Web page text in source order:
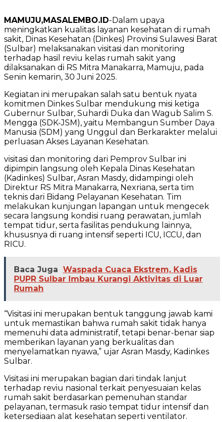
MAMUJU,MASALEMBO.ID-Dalam upaya
meningkatkan kualitas layanan kesehatan di rumah
sakit, Dinas Kesehatan (Dinkes) Provinsi Sulawesi Barat
(Sulbar) melaksanakan visitasi dan monitoring
terhadap hasil reviu kelas rumah sakit yang
dilaksanakan di RS Mitra Manakarra, Mamuju, pada
Senin kemarin, 30 Juni 2025.
Kegiatan ini merupakan salah satu bentuk nyata
komitmen Dinkes Sulbar mendukung misi ketiga
Gubernur Sulbar, Suhardi Duka dan Wagub Salim S.
Mengga (SDK-JSM), yaitu Membangun Sumber Daya
Manusia (SDM) yang Unggul dan Berkarakter melalui
perluasan Akses Layanan Kesehatan.
visitasi dan monitoring dari Pemprov Sulbar ini
dipimpin langsung oleh Kepala Dinas Kesehatan
(Kadinkes) Sulbar, Asran Masdy, didampingi oleh
Direktur RS Mitra Manakarra, Nexriana, serta tim
teknis dari Bidang Pelayanan Kesehatan. Tim
melakukan kunjungan lapangan untuk mengecek
secara langsung kondisi ruang perawatan, jumlah
tempat tidur, serta fasilitas pendukung lainnya,
khususnya di ruang intensif seperti ICU, ICCU, dan
RICU.
Baca Juga Waspada Cuaca Ekstrem, Kadis
PUPR Sulbar Imbau Kurangi Aktivitas di Luar
Rumah
“Visitasi ini merupakan bentuk tanggung jawab kami
untuk memastikan bahwa rumah sakit tidak hanya
memenuhi data administratif, tetapi benar-benar siap
memberikan layanan yang berkualitas dan
menyelamatkan nyawa,” ujar Asran Masdy, Kadinkes
Sulbar.
Visitasi ini merupakan bagian dari tindak lanjut
terhadap reviu nasional terkait penyesuaian kelas
rumah sakit berdasarkan pemenuhan standar
pelayanan, termasuk rasio tempat tidur intensif dan
ketersediaan alat kesehatan seperti ventilator.